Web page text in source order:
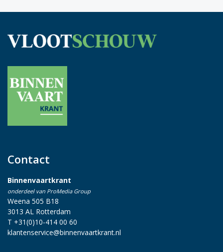
Contact
Binnenvaartkrant
onderdeel van ProMedia Group
Weena 505 B18
3013 AL Rotterdam
T +31(0)10-414 00 60
klantenservice@binnenvaartkrant.nl